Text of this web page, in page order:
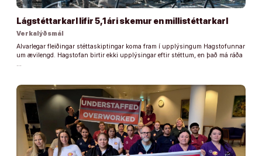
Lágstéttarkarl lifir 5,1 ári skemur en millistéttarkarl
Verkalýðsmál
Alvarlegar fleiðingar stéttaskiptingar koma fram í upplýsingum Hagstofunnar
um ævilengd. Hagstofan birtir ekki upplýsingar eftir stéttum, en það má ráða
…